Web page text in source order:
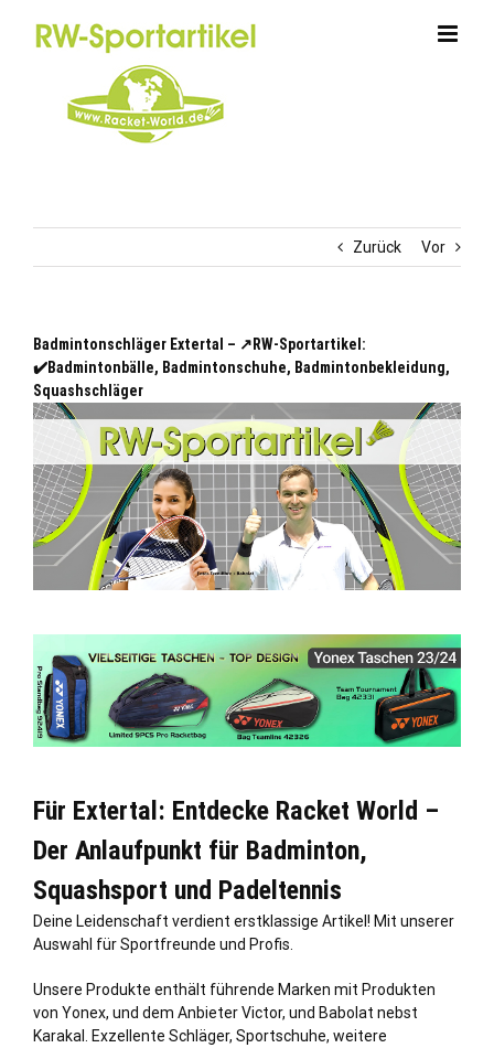
Zurück Vor
Badmintonschläger Extertal – ↗️RW-Sportartikel:
✔️Badmintonbälle, Badmintonschuhe, Badmintonbekleidung,
Squashschläger
Für Extertal: Entdecke Racket World –
Der Anlaufpunkt für Badminton,
Squashsport und Padeltennis
Deine Leidenschaft verdient erstklassige Artikel! Mit unserer
Auswahl für Sportfreunde und Profis.
Unsere Produkte enthält führende Marken mit Produkten
von Yonex, und dem Anbieter Victor, und Babolat nebst
Karakal. Exzellente Schläger, Sportschuhe, weitere